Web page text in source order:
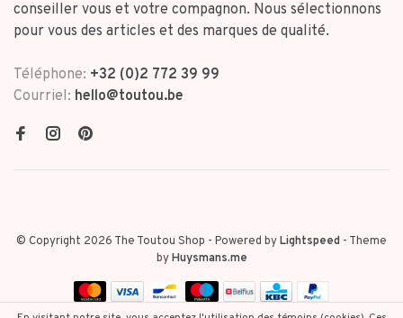
conseiller vous et votre compagnon. Nous sélectionnons
pour vous des articles et des marques de qualité.
Téléphone: +32 (0)2 772 39 99
Courriel: hello@toutou.be
© Copyright 2026 The Toutou Shop - Powered byLightspeed - Theme
byHuysmans.me